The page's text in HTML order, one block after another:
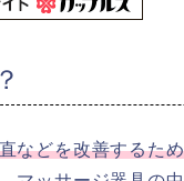
などを改善するた